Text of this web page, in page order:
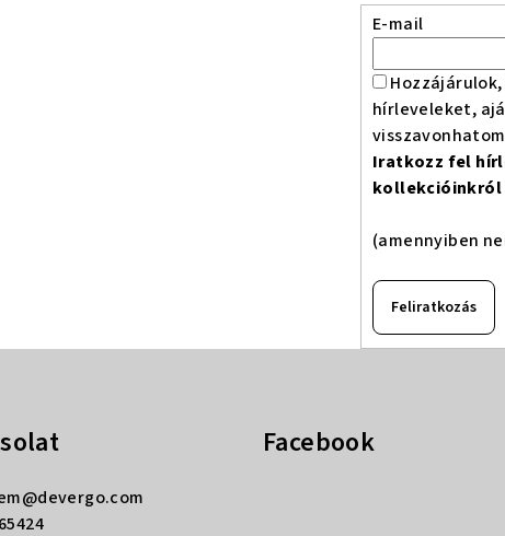
E-mail
hírleveleket,
Iratkozz fel
kollekcióinkról
(amennyiben
Feliratkozás
@devergo.com
Facebook